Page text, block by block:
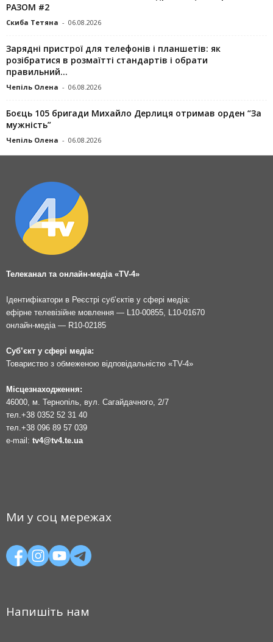
РАЗОМ #2
Скиба Тетяна - 06.08.2026
Зарядні пристрої для телефонів і планшетів: як
розібратися в розмаїтті стандартів і обрати
правильний...
Чепіль Олена - 06.08.2026
Боєць 105 бригади Михайло Дерлиця отримав орден “За
мужність”
Чепіль Олена - 06.08.2026
Телеканал та онлайн-медіа «TV-4»
Ідентифікатори в Реєстрі суб’єктів у сфері медіа:
ефірне телевізійне мовлення — L10-00855, L10-01670
онлайн-медіа — R10-02185
Суб’єкт у сфері медіа:
Товариство з обмеженою відповідальністю «TV-4»
Місцезнаходження:
46000, м. Тернопіль, вул. Сагайдачного, 2/7
тел. +38 0352 52 31 40
тел. +38 096 89 57 039
e-mail: tv4@tv4.te.ua
Ми у соц мережах
Напишіть нам